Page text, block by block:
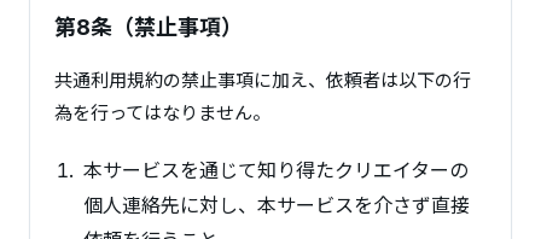
第8条（禁止事項）
共通利用規約の禁止事項に加え、依頼者は以下の行
為を行ってはなりません。
本サービスを通じて知り得たクリエイターの
個人連絡先に対し、本サービスを介さず直接